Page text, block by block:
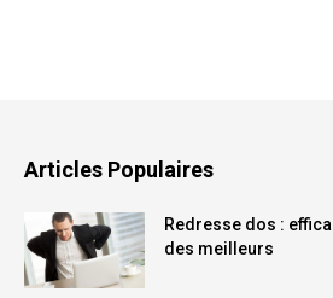
Articles Populaires
Redresse dos :
des meilleurs